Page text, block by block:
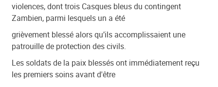
violences, dont trois Casques bleus du contingent
Zambien, parmi lesquels un a été
grièvement blessé alors qu’ils accomplissaient une
patrouille de protection des civils.
Les soldats de la paix blessés ont immédiatement reçu
les premiers soins avant d'être